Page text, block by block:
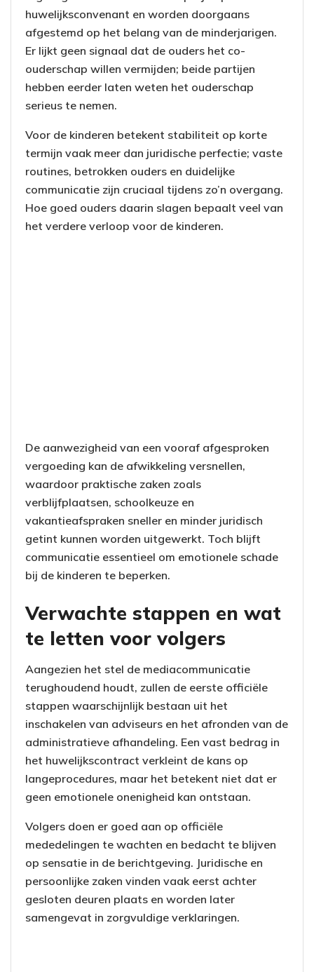
huwelijksconvenant en worden doorgaans
afgestemd op het belang van de minderjarigen.
Er lijkt geen signaal dat de ouders het co-
ouderschap willen vermijden; beide partijen
hebben eerder laten weten het ouderschap
serieus te nemen.
Voor de kinderen betekent stabiliteit op korte
termijn vaak meer dan juridische perfectie; vaste
routines, betrokken ouders en duidelijke
communicatie zijn cruciaal tijdens zo’n overgang.
Hoe goed ouders daarin slagen bepaalt veel van
het verdere verloop voor de kinderen.
De aanwezigheid van een vooraf afgesproken
vergoeding kan de afwikkeling versnellen,
waardoor praktische zaken zoals
verblijfplaatsen, schoolkeuze en
vakantieafspraken sneller en minder juridisch
getint kunnen worden uitgewerkt. Toch blijft
communicatie essentieel om emotionele schade
bij de kinderen te beperken.
Verwachte stappen en wat
te letten voor volgers
Aangezien het stel de mediacommunicatie
terughoudend houdt, zullen de eerste officiële
stappen waarschijnlijk bestaan uit het
inschakelen van adviseurs en het afronden van de
administratieve afhandeling. Een vast bedrag in
het huwelijkscontract verkleint de kans op
langeprocedures, maar het betekent niet dat er
geen emotionele onenigheid kan ontstaan.
Volgers doen er goed aan op officiële
mededelingen te wachten en bedacht te blijven
op sensatie in de berichtgeving. Juridische en
persoonlijke zaken vinden vaak eerst achter
gesloten deuren plaats en worden later
samengevat in zorgvuldige verklaringen.